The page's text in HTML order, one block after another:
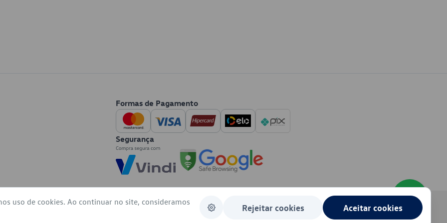
Formas de Pagamento
Segurança
uso de cookies. Ao continuar no site, consideramos
Rejeitar cookies Aceitar cookies